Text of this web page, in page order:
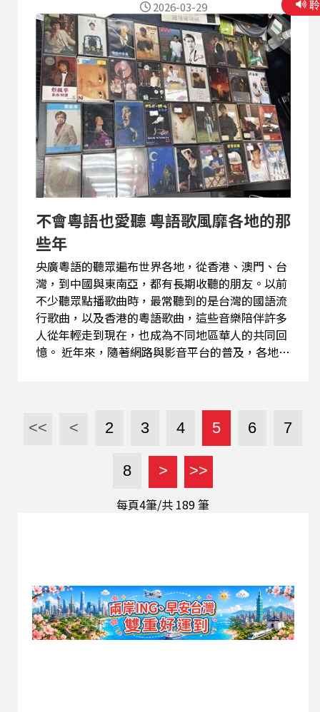
七十五仙。」這些細節，彷彿把人帶回那個物價樸
實、生活簡單的年代。 小時候當他著涼的時候，外
婆還會煲一杯熱檸樂給他喝。他在信中寫道：「外
婆說，熱檸樂拍夠薑落去，對著涼有幫助，但我不
下結論！我只知喝了之後，冬日暖意。」 透過他的
分享，也勾起了我們對過往歲月的回憶。從一杯熱
檸樂煲薑，到一家人圍爐取暖，這些生活中的小
事，卻是許多人心中最珍貴的溫暖記憶。 四月春暖
乍寒的季節，不妨也為自己沖一杯熱飲，讓身體暖
一暖，也讓心情慢下來。或許，一杯熱檸樂煲薑，
不只是舒緩身體的不適，更是一種延續溫暖的方
法。
不會粵語也愛聽 粵語歌風靡各地的那
些年
央廣粵語的聽眾遍布世界各地，從香港、澳門、台
灣，到中國與東南亞，都有長期收聽的朋友。以前
不少聽眾點播歌曲時，最常聽到的是台灣的國語流
行歌曲，以及香港的粵語歌曲，這些音樂陪伴許多
人從年輕走到現在，也成為不同地區華人的共同回
憶。 近年來，隨著網路與影音平台的普及，各地聽
曾經的輝煌，仍讓許多聽眾念念不忘，從年輕時聽
到現在，依然百聽不厭。 這位中國浙江的聽友，就
說自己早在小學時期就開始接觸粵語歌曲。「我小
時候聽的流行歌曲主要是在90年代，記得1993年
夏天，小学六年级快畢業的時候，我看到同學有一
盒磁帶是彭家麗發行的專輯，感到很新奇，那时我
證了香港粵語流行音樂曾經跨越地域與語言的影響
力。即使時代改變，這些旋律依然留在很多人的心
中。
2026-03-29
<< < 2 3 4 5 6 7
8 > >>
每頁4筆/共 189筆